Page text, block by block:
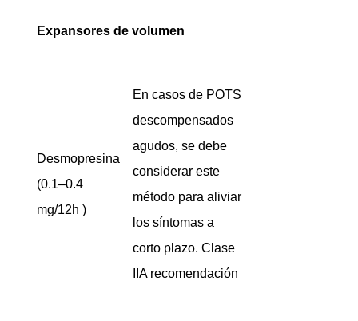
Expansores de volumen
Desmopresina
(0.1–0.4
mg/12h )
En casos de POTS
descompensados ​​
agudos, se debe
considerar este
método para aliviar
los síntomas a
corto plazo. Clase
IIA recomendación